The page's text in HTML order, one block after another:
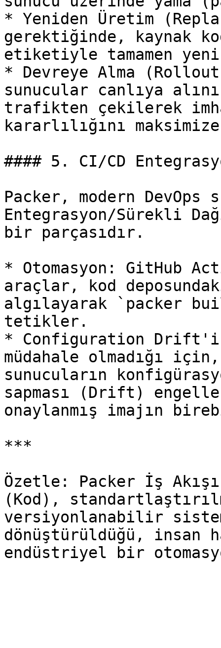
* Yeniden Üretim
gerektiğinde, kaynak
etiketiyle tamamen
* Devreye Alma
sunucular canlıya
trafikten çekilerek
kararlılığını
#### 5. CI/CD
Packer, modern
Entegrasyon/Sürekli
bir parçasıdır.
* Otomasyon: GitHub
araçlar, kod
algılayarak `packer
tetikler.
* Configuration Drift'in
müdahale olmadığı
sunucuların
sapması (Drift)
onaylanmış imajın
***
Özetle: Packer İş
(Kod),
versiyonlanabilir
dönüştürüldüğü, insan